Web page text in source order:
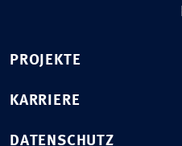
PROJEKTE
KARRIERE
DATENSCHUTZ